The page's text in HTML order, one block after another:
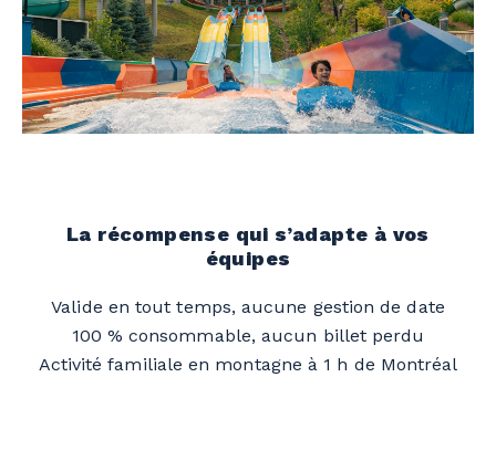
La récompense qui s’adapte à vos
équipes
Valide en tout temps, aucune gestion de date
100 % consommable, aucun billet perdu
Activité familiale en montagne à 1 h de Montréal